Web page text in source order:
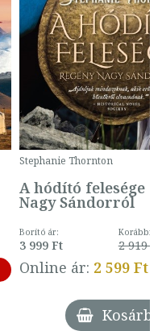
Stephanie Thornton
A hódító felesége -
Nagy Sándorról
Borító ár:
3 999 Ft
Korábbi
2 919 Ft
Online ár: 2 599 Ft
Kosárba